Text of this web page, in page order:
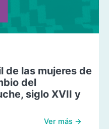
de las mujeres de
del
siglo XVII y
Ver más →